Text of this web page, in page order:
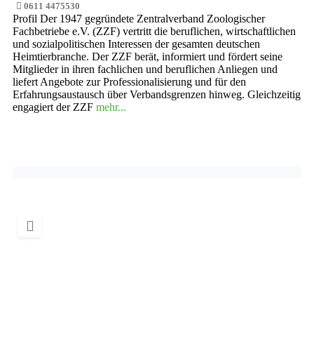
0611 4475530
Profil Der 1947 gegründete Zentralverband Zoologischer
Fachbetriebe e.V. (ZZF) vertritt die beruflichen, wirtschaftlichen
und sozialpolitischen Interessen der gesamten deutschen
Heimtierbranche. Der ZZF berät, informiert und fördert seine
Mitglieder in ihren fachlichen und beruflichen Anliegen und
liefert Angebote zur Professionalisierung und für den
Erfahrungsaustausch über Verbandsgrenzen hinweg. Gleichzeitig
engagiert der ZZF mehr...